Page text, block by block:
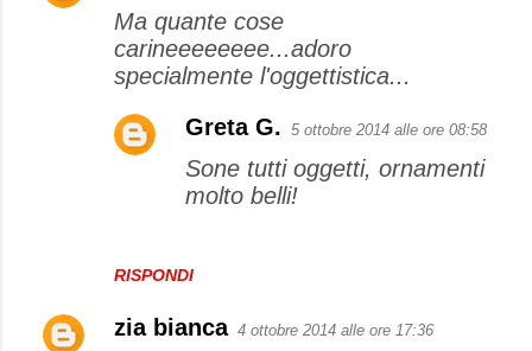
Ma quante cose
carineeeeeeee...adoro
specialmente l'oggettistica...
RISPONDI
Greta G. 5 ottobre 2014 alle ore 08:58
Sone tutti oggetti, ornamenti
molto belli!
zia bianca 4 ottobre 2014 alle ore 17:36